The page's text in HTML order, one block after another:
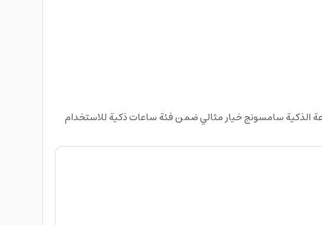
الذكية سامسونج خيار مثالي ضمن فئة ساعات ذكية للاستخدام